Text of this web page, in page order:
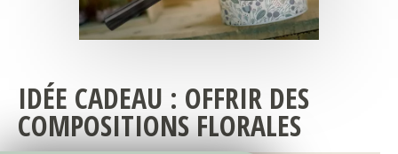
IDÉE CADEAU : OFFRIR DES
COMPOSITIONS FLORALES